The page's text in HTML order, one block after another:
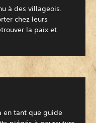
à des villageois.
chez leurs
la paix et
en tant que guide